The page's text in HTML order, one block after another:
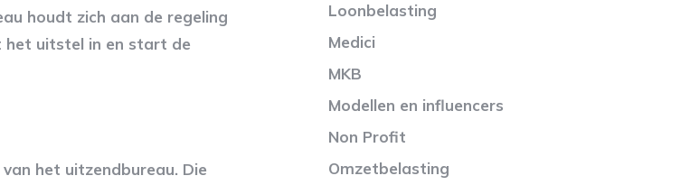
houdt zich aan de regeling
het uitstel in en start de
het uitzendbureau. Die
Loonbelasting
Medici
MKB
Modellen en influencers
Non Profit
Omzetbelasting